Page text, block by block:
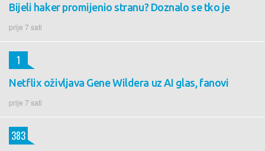
Bijeli haker promijenio stranu? Doznalo se tko je
prije 7 sati
Netflix oživljava Gene Wildera uz AI glas, fanovi
prije 7 sati
1
383